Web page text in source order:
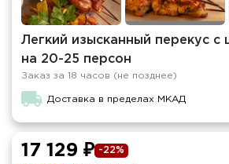
Легкий изысканный перекус с
на 20-25 персон
Заказ за 18 часов (не позднее)
Доставка в пределах МКАД
17 129 ₽ -22%